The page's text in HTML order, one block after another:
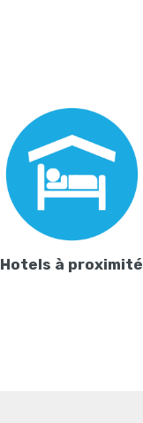
Hotels à proximité